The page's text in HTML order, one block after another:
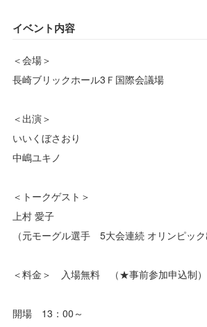
イベント内容
＜会場＞
長崎ブリックホール3Ｆ国際会議場
＜出演＞
いいくぼさおり
中嶋ユキノ
＜トークゲスト＞
上村 愛子
（元モーグル選手 5大会連続 オリンピック
＜料金＞ 入場無料 （★事前参加申込制）
開場 13：00～